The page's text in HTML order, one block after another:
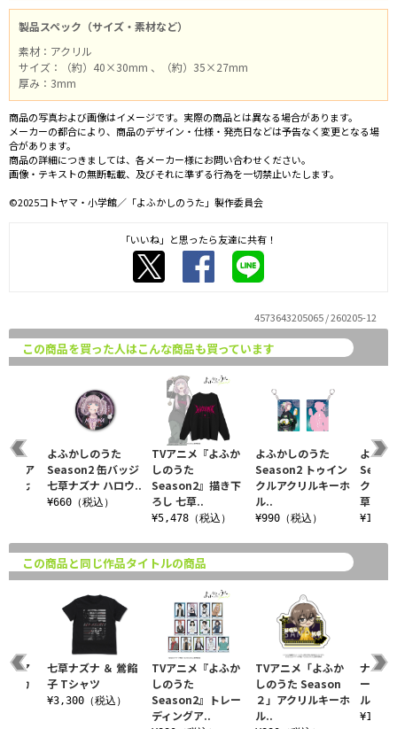
製品スペック（サイズ・素材など）
素材：アクリル
サイズ：（約）40×30mm 、（約）35×27mm
厚み：3mm
商品の写真および画像はイメージです。実際の商品とは異なる場合があります。
メーカーの都合により、商品のデザイン・仕様・発売日などは予告なく変更となる場
合があります。
商品の詳細につきましては、各メーカー様にお問い合わせください。
画像・テキストの無断転載、及びそれに準ずる行為を一切禁止いたします。
©2025コトヤマ・小学館／「よふかしのうた」製作委員会
「いいね」と思ったら友達に共有！
4573643205065 / 260205-12
この商品を買った人はこんな商品も買っています
TVアニメ『よふか
しのうた
Season2』描き下
ろし 七草..
¥5,478（税込）
よふかしのうた
Season2 トゥイン
クルアクリルキーホ
ル..
¥990（税込）
よふか
クリル
草..
¥1,980
た
グア
ド 七
よふかしのうた
Season2 缶バッジ
七草ナズナ ハロウ..
¥660（税込）
この商品と同じ作品タイトルの商品
TVアニメ『よふか
しのうた
Season2』トレー
ディングア..
TVアニメ「よふか
しのうた Season
２」アクリルキーホ
ル..
ナズナ
ート
ルダー
¥1,650
トア
ーカ
七草ナズナ ＆ 鶯餡
子 Tシャツ
¥3,300（税込）